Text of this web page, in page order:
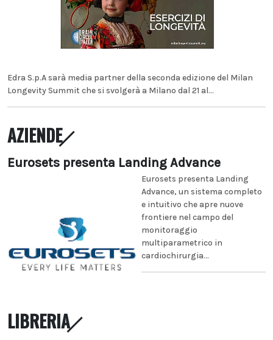
Edra S.p.A sarà media partner della seconda edizione del Milan
Longevity Summit che si svolgerà a Milano dal 21 al...
AZIENDE
Eurosets presenta Landing Advance
Eurosets presenta Landing
Advance, un sistema completo
e intuitivo che apre nuove
frontiere nel campo del
monitoraggio
multiparametrico in
cardiochirurgia...
LIBRERIA